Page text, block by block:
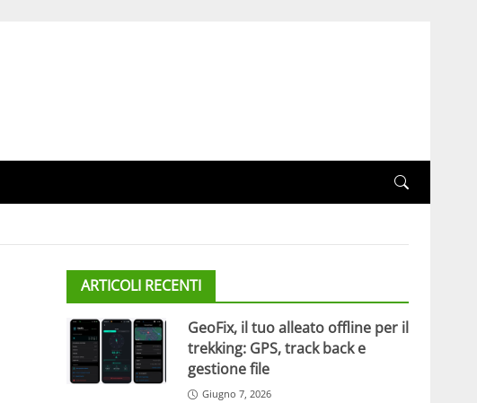
ARTICOLI RECENTI
GeoFix, il tuo alleato offline per il
trekking: GPS, track back e
gestione file
Giugno 7, 2026